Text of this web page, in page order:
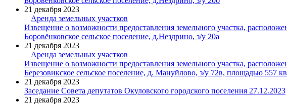
21 декабря 2023
Аренда земельных участков
Извещение о возможности предоставления земельного участка,
Боровёнковское сельское поселение, д.Нездрино, з/у 20а
21 декабря 2023
Аренда земельных участков
Извещение о возможности предоставления земельного участка,
Березовикское сельское поселение, д. Мануйлово, з/у 72в, площадью 557
21 декабря 2023
Заседание Совета депутатов Окуловского городского поселения 27.12.2023
21 декабря 2023